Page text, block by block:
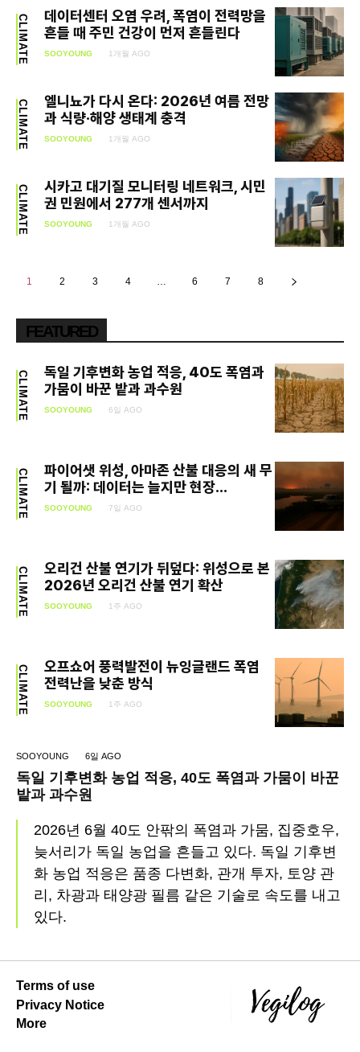
CLIMATE
데이터센터 오염 우려, 폭염이 전력망을
흔들 때 주민 건강이 먼저 흔들린다
SOOYOUNG 1개월 AGO
CLIMATE
엘니뇨가 다시 온다: 2026년 여름 전망
과 식량·해양 생태계 충격
SOOYOUNG 1개월 AGO
CLIMATE
시카고 대기질 모니터링 네트워크, 시민
권 민원에서 277개 센서까지
SOOYOUNG 1개월 AGO
1 2 3 4 … 6 7 8
FEATURED
CLIMATE
독일 기후변화 농업 적응, 40도 폭염과
가뭄이 바꾼 밭과 과수원
SOOYOUNG 6일 AGO
CLIMATE
파이어샛 위성, 아마존 산불 대응의 새 무
기 될까: 데이터는 늘지만 현장...
SOOYOUNG 7일 AGO
CLIMATE
오리건 산불 연기가 뒤덮다: 위성으로 본
2026년 오리건 산불 연기 확산
SOOYOUNG 1주 AGO
CLIMATE
오프쇼어 풍력발전이 뉴잉글랜드 폭염
전력난을 낮춘 방식
SOOYOUNG 1주 AGO
SOOYOUNG 6일 AGO
독일 기후변화 농업 적응, 40도 폭염과 가뭄이 바꾼
밭과 과수원
2026년 6월 40도 안팎의 폭염과 가뭄, 집중호우,
늦서리가 독일 농업을 흔들고 있다. 독일 기후변
화 농업 적응은 품종 다변화, 관개 투자, 토양 관
리, 차광과 태양광 필름 같은 기술로 속도를 내고
있다.
Terms of use
Privacy Notice
More